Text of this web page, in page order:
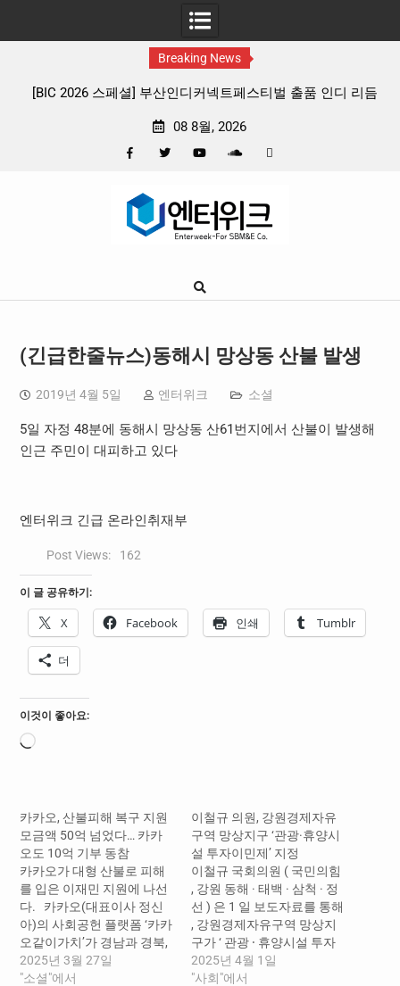
Breaking News
스페셜] 부산인디커넥트페스티벌 출품 인디 리듬
판타지 케이
08 8월, 2026
Google
(긴급한줄뉴스)동해시 망상동 산불 발생
2019년 4월 5일 엔터위크 소셜
5일 자정 48분에 동해시 망상동 산61번지에서 산불이 발생해
인근 주민이 대피하고 있다
엔터위크 긴급 온라인취재부
Post Views: 162
이 글 공유하기:
X Facebook 인쇄 Tumblr
더
이것이 좋아요:
로
카카오, 산불피해 복구 지원
모금액 50억 넘었다… 카카
오도 10억 기부 동참
카카오가 대형 산불로 피해
를 입은 이재민 지원에 나선
다. 카카오(대표이사 정신
아)의 사회공헌 플랫폼 ‘카카
오같이가치’가 경남과 경북,
울산 등지에서 발생한 대형
산불 피해 복구 지원을 위해
2025년 3월 27일
"소셜"에서
이철규 의원, 강원경제자유
구역 망상지구 ‘관광·휴양시
설 투자이민제’ 지정
이철규 국회의원 ( 국민의힘
, 강원 동해 · 태백 · 삼척 · 정
선 ) 은 1 일 보도자료를 통해
, 강원경제자유구역 망상지
구가 ‘ 관광 ⸱ 휴양시설 투자
이민제 ’ 대상 지역으로 신규
지정되었다고 밝혔다 . 관광
2025년 4월 1일
"사회"에서